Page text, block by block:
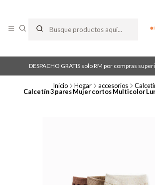
DESPACHO GRATIS solo RM por compras
Inicio Hogar accesorios
Calcetín 3 pares Mujer cortos Multicolor